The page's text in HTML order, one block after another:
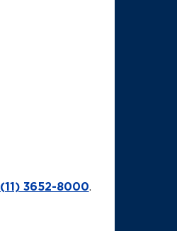
(11) 3652-8000.